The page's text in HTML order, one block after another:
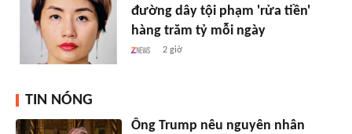
đường dây tội phạm 'rửa tiền'
hàng trăm tỷ mỗi ngày
2 giờ
TIN NÓNG
Ông Trump nêu nguyên nhân